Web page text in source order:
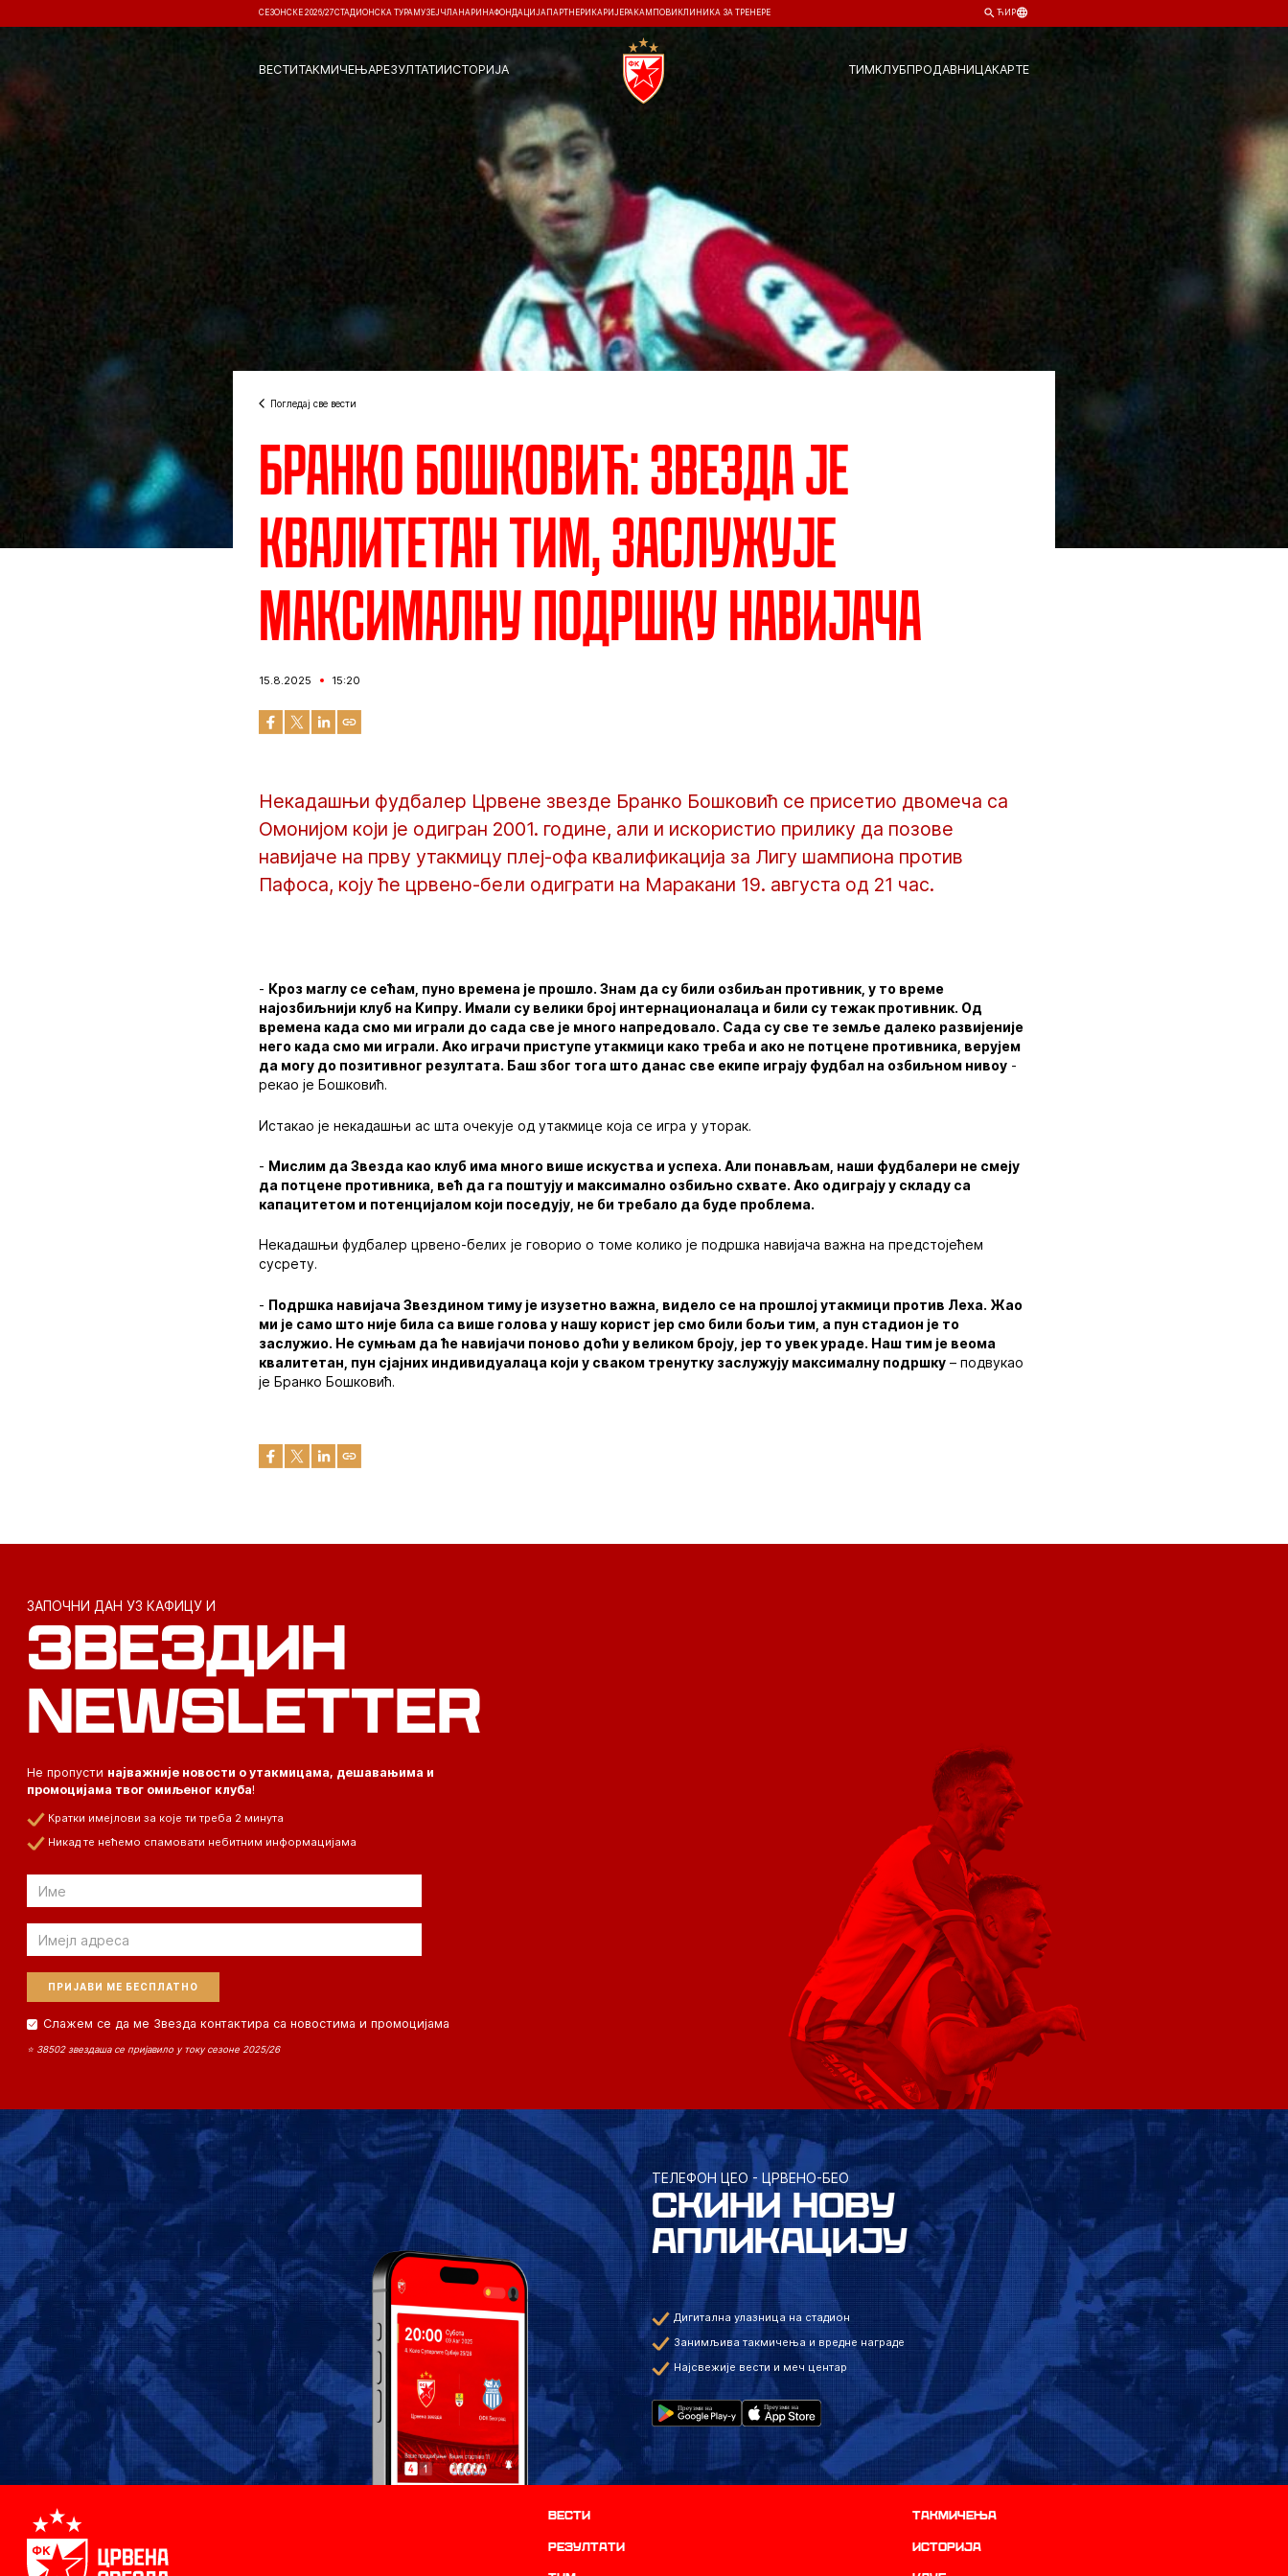
СЕЗОНСКЕ 2026/27СТАДИОНСКА ТУРА МУЗЕЈ ЧЛАНАРИНАФОНДАЦИЈА ПАРТНЕРИ КАРИЈЕРА КАМПОВИ КЛИНИКА ЗА ТРЕНЕРЕ ЋИР
ВЕСТИТАКМИЧЕЊАРЕЗУЛТАТИИСТОРИЈА ТИМКЛУБПРОДАВНИЦАКАРТЕ
Погледај све вести
Бранко Бошковић: Звезда је
квалитетан тим, заслужује
максималну подршку навијача
15.8.2025 15:20
Некадашњи фудбалер Црвене звезде Бранко Бошковић се присетио двомеча са
Омонијом који је одигран 2001. године, али и искористио прилику да позове
навијаче на прву утакмицу плеј-офа квалификација за Лигу шампиона против
Пафоса, коју ће црвено-бели одиграти на Маракани 19. августа од 21 час.
‍- Кроз маглу се сећам, пуно времена је прошло. Знам да су били озбиљан противник, у то време
најозбиљнији клуб на Кипру. Имали су велики број интернационалаца и били су тежак противник. Од
времена када смо ми играли до сада све је много напредовало. Сада су све те земље далеко развијеније
него када смо ми играли. Ако играчи приступе утакмици како треба и ако не потцене противника, верујем
да могу до позитивног резултата. Баш због тога што данас све екипе играју фудбал на озбиљном нивоу -
рекао је Бошковић.
Истакао је некадашњи ас шта очекује од утакмице која се игра у уторак.
- Мислим да Звезда као клуб има много више искуства и успеха. Али понављам, наши фудбалери не смеју
да потцене противника, већ да га поштују и максимално озбиљно схвате. Ако одиграју у складу са
капацитетом и потенцијалом који поседују, не би требало да буде проблема.
Некадашњи фудбалер црвено-белих је говорио о томе колико је подршка навијача важна на предстојећем
сусрету.
- Подршка навијача Звездином тиму је изузетно важна, видело се на прошлој утакмици против Леха. Жао
ми је само што није била са више голова у нашу корист јер смо били бољи тим, а пун стадион је то
заслужио. Не сумњам да ће навијачи поново доћи у великом броју, јер то увек ураде. Наш тим је веома
квалитетан, пун сјајних индивидуалаца који у сваком тренутку заслужују максималну подршку – подвукао
је Бранко Бошковић.
ЗАПОЧНИ ДАН УЗ КАФИЦУ И
ЗВЕЗДИН
NEWSLETTER
Не пропусти најважније новости о утакмицама, дешавањима и
промоцијама твог омиљеног клуба!
Кратки имејлови за које ти треба 2 минута
Никад те нећемо спамовати небитним информацијама
Email
Email
Слажем се да ме Звезда контактира са новостима и промоцијама
⭐ 38502 звездаша се пријавило у току сезоне 2025/26
ТЕЛЕФОН ЦЕО - ЦРВЕНО-БЕО
СКИНИ НОВУ
АПЛИКАЦИЈУ
Дигитална улазница на стадион
Занимљива такмичења и вредне награде
Најсвежије вести и меч центар
Вести Такмичења
резултати историја